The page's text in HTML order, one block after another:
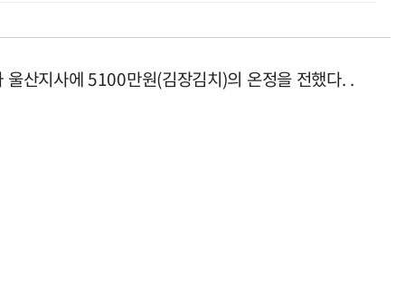
산지사에 5100만원(김장김치)의 온정을 전했다. .